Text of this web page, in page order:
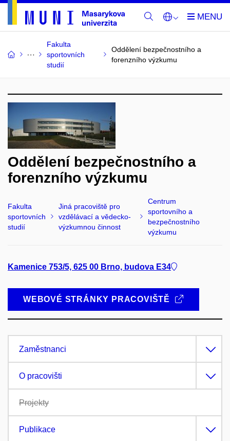
Fakulta
sportovních
studií
Oddělení bezpečnostního a
forenzního výzkumu
Oddělení bezpečnostního a
forenzního výzkumu
Fakulta
sportovních
studií
Jiná pracoviště pro
vzdělávací a vědecko-
výzkumnou činnost
Centrum
sportovního a
bezpečnostního
výzkumu
Kamenice 753/5, 625 00 Brno, budova E34
WEBOVÉ STRÁNKY PRACOVIŠTĚ
Zaměstnanci
O pracovišti
Projekty
Publikace